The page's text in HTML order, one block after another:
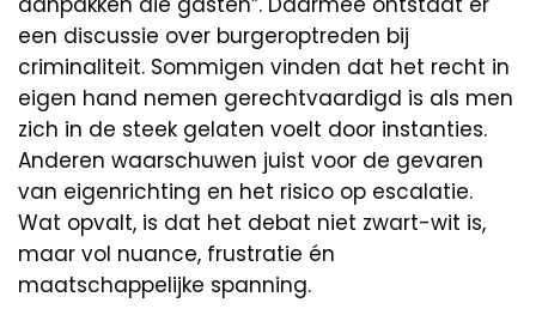
een discussie over burgeroptreden bij
criminaliteit. Sommigen vinden dat het recht in
eigen hand nemen gerechtvaardigd is als men
zich in de steek gelaten voelt door instanties.
Anderen waarschuwen juist voor de gevaren
van eigenrichting en het risico op escalatie.
Wat opvalt, is dat het debat niet zwart-wit is,
maar vol nuance, frustratie én
maatschappelijke spanning.